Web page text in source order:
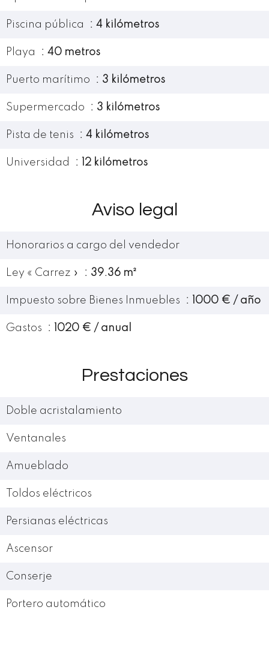
Piscina pública 4 kilómetros
Playa 40 metros
Puerto marítimo 3 kilómetros
Supermercado 3 kilómetros
Pista de tenis 4 kilómetros
Universidad 12 kilómetros
Aviso legal
Honorarios a cargo del vendedor
Ley « Carrez » 39.36 m²
Impuesto sobre Bienes Inmuebles 1000 € / año
Gastos 1020 € / anual
Prestaciones
Doble acristalamiento
Ventanales
Amueblado
Toldos eléctricos
Persianas eléctricas
Ascensor
Conserje
Portero automático